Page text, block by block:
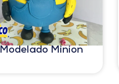
Modelado Minion